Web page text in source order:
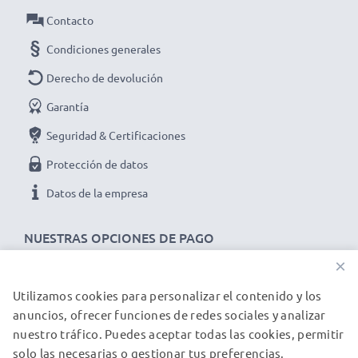
Especificaciones técnicas cargador mechero coche
para Aiptek Car Camcorder X5, GS 372:
Marca:
Entrada / Input: 12V / 24V
Amperaje de Salida / Output amperio:1A /
1000mA
NUESTRAS OPCIONES DE PAGO
Contacto
Condiciones generales
Derecho de devolución
Garantía
Seguridad & Certificaciones
Protección de datos
Datos de la empresa
NUESTROS PARTNERS DE ENVÍO
×
Utilizamos cookies para personalizar el contenido y los
anuncios, ofrecer funciones de redes sociales y analizar
nuestro tráfico. Puedes aceptar todas las cookies, permitir
solo las necesarias o gestionar tus preferencias.